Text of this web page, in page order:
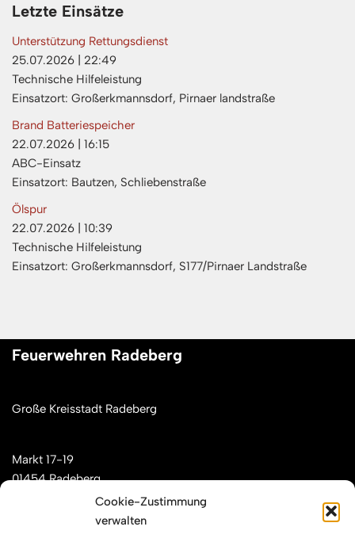
Cookie-Zustimmung
verwalten
Letzte Einsätze
Unterstützung Rettungsdienst
25.07.2026
22:49
Technische Hilfeleistung
Einsatzort: Großerkmannsdorf, Pirnaer landstraße
Brand Batteriespeicher
22.07.2026
16:15
ABC-Einsatz
Einsatzort: Bautzen, Schliebenstraße
Ölspur
22.07.2026
10:39
Technische Hilfeleistung
Einsatzort: Großerkmannsdorf, S177/Pirnaer Landstraße
Feuerwehren Radeberg
Große Kreisstadt Radeberg
Markt 17-19
01454 Radeberg
Mail: kontakt[at]feuerwehren-radeberg.de